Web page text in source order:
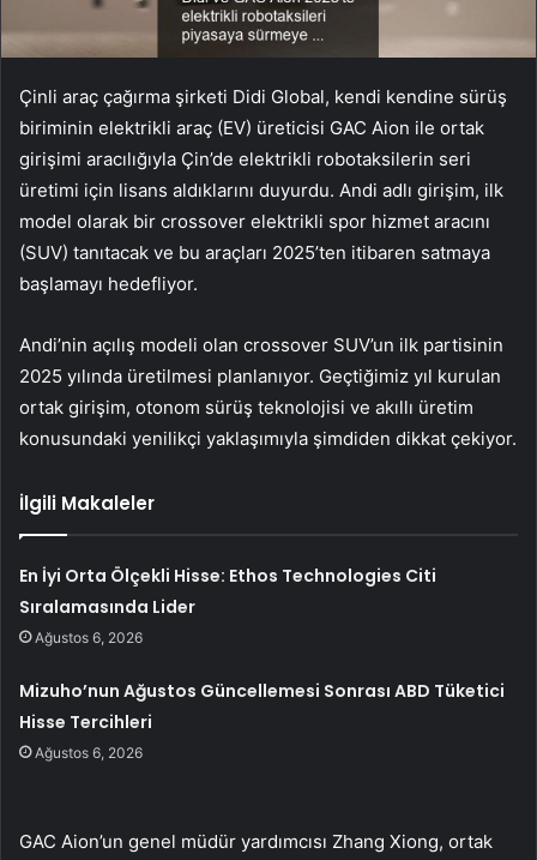
Çinli araç çağırma şirketi Didi Global, kendi kendine sürüş
biriminin elektrikli araç (EV) üreticisi GAC Aion ile ortak
girişimi aracılığıyla Çin’de elektrikli robotaksilerin seri
üretimi için lisans aldıklarını duyurdu. Andi adlı girişim, ilk
model olarak bir crossover elektrikli spor hizmet aracını
(SUV) tanıtacak ve bu araçları 2025’ten itibaren satmaya
başlamayı hedefliyor.
Andi’nin açılış modeli olan crossover SUV’un ilk partisinin
2025 yılında üretilmesi planlanıyor. Geçtiğimiz yıl kurulan
ortak girişim, otonom sürüş teknolojisi ve akıllı üretim
konusundaki yenilikçi yaklaşımıyla şimdiden dikkat çekiyor.
İlgili Makaleler
En İyi Orta Ölçekli Hisse: Ethos Technologies Citi
Sıralamasında Lider
Ağustos 6, 2026
Mizuho’nun Ağustos Güncellemesi Sonrası ABD Tüketici
Hisse Tercihleri
Ağustos 6, 2026
GAC Aion’un genel müdür yardımcısı Zhang Xiong, ortak